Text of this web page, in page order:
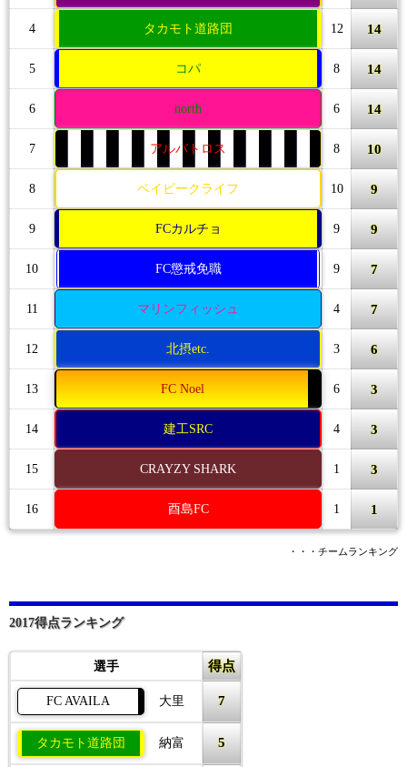
4 タカモト道路団 12 14
5 コパ 8 14
6 north 6 14
7 アルバトロス 8 10
8 ベイビークライフ 10 9
9 FCカルチョ 9 9
10 FC懲戒免職 9 7
11 マリンフィッシュ 4 7
12 北摂etc. 3 6
13 FC Noel 6 3
14 建工SRC 4 3
15 CRAYZY SHARK 1 3
16 酉島FC 1 1
・・・チームランキング
2017得点ランキング
選手 得点
FC AVAILA 大里 7
タカモト道路団 納富 5